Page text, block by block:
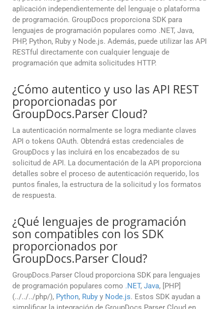
aplicación independientemente del lenguaje o plataforma
de programación. GroupDocs proporciona SDK para
lenguajes de programación populares como .NET, Java,
PHP, Python, Ruby y Node.js. Además, puede utilizar las API
RESTful directamente con cualquier lenguaje de
programación que admita solicitudes HTTP.
¿Cómo autentico y uso las API REST
proporcionadas por
GroupDocs.Parser Cloud?
La autenticación normalmente se logra mediante claves
API o tokens OAuth. Obtendrá estas credenciales de
GroupDocs y las incluirá en los encabezados de su
solicitud de API. La documentación de la API proporciona
detalles sobre el proceso de autenticación requerido, los
puntos finales, la estructura de la solicitud y los formatos
de respuesta.
¿Qué lenguajes de programación
son compatibles con los SDK
proporcionados por
GroupDocs.Parser Cloud?
GroupDocs.Parser Cloud proporciona SDK para lenguajes
de programación populares como .NET, Java, [PHP]
(../../../php/), Python, Ruby y Node.js. Estos SDK ayudan a